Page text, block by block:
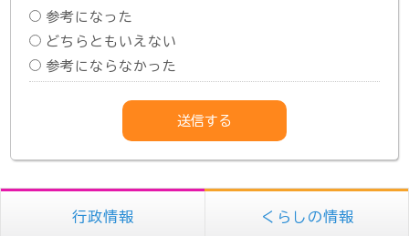
参考になった
どちらともいえない
参考にならなかった
行政情報 くらしの情報